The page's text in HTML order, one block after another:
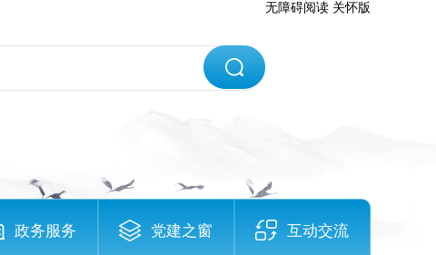
无障碍阅读 关怀版
政务服务 党建之窗 互动交流